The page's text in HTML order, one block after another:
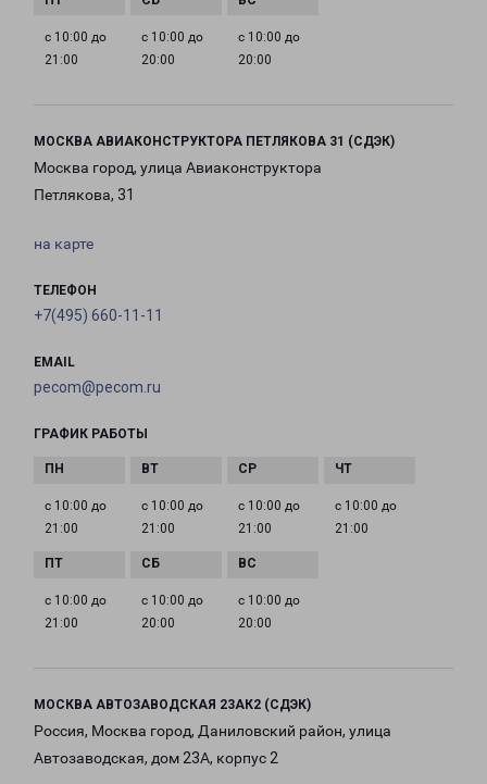
с 10:00 до
21:00
с 10:00 до
20:00
с 10:00 до
20:00
МОСКВА АВИАКОНСТРУКТОРА ПЕТЛЯКОВА 31 (СДЭК)
Москва город, улица Авиаконструктора
Петлякова, 31
на карте
ТЕЛЕФОН
+7(495) 660-11-11
EMAIL
pecom@pecom.ru
ГРАФИК РАБОТЫ
с 10:00 до
21:00
с 10:00 до
21:00
с 10:00 до
21:00
с 10:00 до
21:00
с 10:00 до
21:00
с 10:00 до
20:00
с 10:00 до
20:00
МОСКВА АВТОЗАВОДСКАЯ 23АК2 (СДЭК)
Россия, Москва город, Даниловский район, улица
Автозаводская, дом 23А, корпус 2